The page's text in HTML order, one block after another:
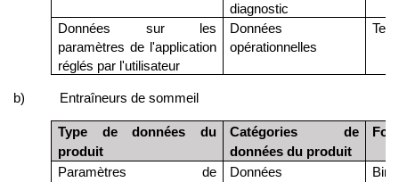
diagnostic
Données sur les
paramètres de l'application
réglés par l'utilisateur
Données
opérationnelles
b) Entraîneurs de sommeil
Type de données du
produit
Catégories de
données du produit
Paramètres de
Données